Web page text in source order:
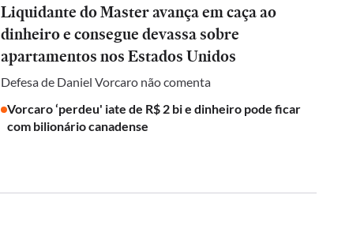
Liquidante do Master avança em caça ao
dinheiro e consegue devassa sobre
apartamentos nos Estados Unidos
Defesa de Daniel Vorcaro não comenta
Vorcaro ‘perdeu' iate de R$ 2 bi e dinheiro pode ficar
com bilionário canadense